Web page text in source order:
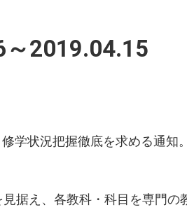
2019.04.15
学状況把握徹底を求める通知。
据え、各教科・科目を専門の